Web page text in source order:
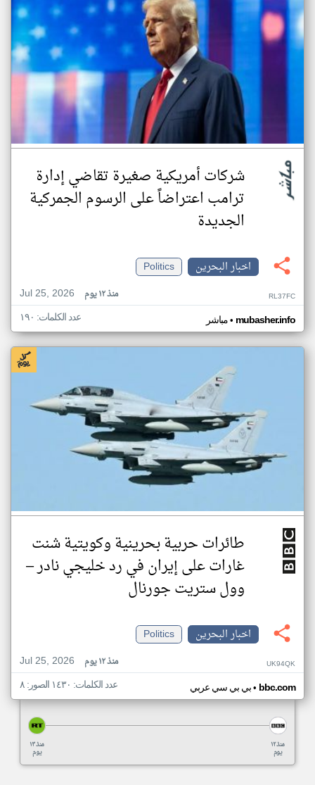
شركات أمريكية صغيرة تقاضي إدارة
ترامب اعتراضاً على الرسوم الجمركية
الجديدة
اخبار البحرين
Politics
Jul 25, 2026
منذ ١٢ يوم RL37FC
مباشر• mubasher.info عدد الكلمات: ١٩٠
طائرات حربية بحرينية وكويتية شنت
غارات على إيران في رد خليجي نادر –
وول ستريت جورنال
اخبار البحرين
Politics
Jul 25, 2026
منذ ١٢ يوم UK94QK
بي بي سي عربي• bbc.com عدد الكلمات: ١٤٣٠ الصور: ٨
منذ ١٣
يوم
منذ ١٢
يوم